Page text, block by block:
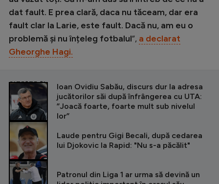
dat fault. E prea clară, daca nu tăceam, dar era
fault clar la Larie, este fault. Dacă nu, am eu o
problemă și nu înțeleg fotbalul”, a declarat
Gheorghe Hagi.
CITEȘTE ȘI
Ioan Ovidiu Sabău, discurs dur la adresa
jucătorilor săi după înfrângerea cu UTA:
”Joacă foarte, foarte mult sub nivelul
lor”
Laude pentru Gigi Becali, după cedarea
lui Djokovic la Rapid: "Nu s-a păcălit"
Patronul din Liga 1 ar urma să devină un